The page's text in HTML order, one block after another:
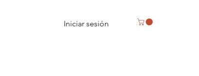
Iniciar sesión